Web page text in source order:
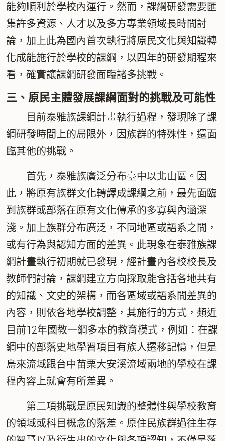
能夠順利於學校內運行。然而，課綱研發需要匯
集許多資源、人才以及多方專業領域長時間討
論，加上此為國內首次執行將原民文化與知識轉
化成能施行於學校的課綱，以四年的研發期程來
看，確實讓課綱研發面臨諸多挑戰。
三、原民主體發展課綱面對的挑戰及可能性
目前泰雅族課綱計畫執行過程，發現除了課
綱研發時間上的局限外，因族群的特殊性，還面
臨其他的挑戰。
首先，泰雅族廣泛分布臺中以北山區。因
此，將原有族群文化轉譯成課綱之前，最先面臨
到族群或部落在原有文化傳承的多寡與內涵深
淺。加上族群分布廣泛，不同地區或語系之間，
或有行為與認知方面的差異。此現象在泰雅族課
綱計畫執行初期就已發現，經計畫內各校校長及
教師們討論，課綱建立方向採取能含括各地共有
的知識、文史的架構，而各區域或語系間差異的
內容，則依各地學校調整，其施行的方式，類近
目前12年國教一綱多本的教育模式，例如：在課
綱中的部落史地學習項目有族人遷移記憶，但是
烏來流域跟台中苗栗大安溪流域兩地的學校在課
程內容上就會有所差異。
第二項挑戰是原民知識的整體性與學校教育
的領域或科目概念的落差。原住民族群過往生存